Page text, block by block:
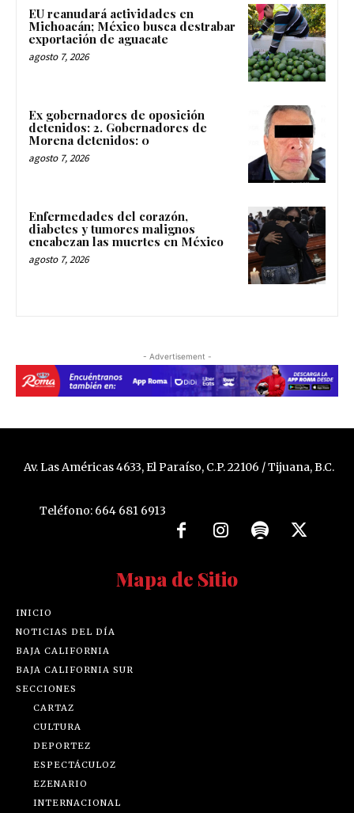
EU reanudará actividades en
Michoacán; México busca destrabar
exportación de aguacate
agosto 7, 2026
Ex gobernadores de oposición
detenidos: 2. Gobernadores de
Morena detenidos: 0
agosto 7, 2026
Enfermedades del corazón,
diabetes y tumores malignos
encabezan las muertes en México
agosto 7, 2026
- Advertisement -
Av. Las Américas 4633, El Paraíso, C.P. 22106 / Tijuana, B.C.
Teléfono: 664 681 6913
Mapa de Sitio
INICIO
NOTICIAS DEL DÍA
BAJA CALIFORNIA
BAJA CALIFORNIA SUR
SECCIONES
CARTAZ
CULTURA
DEPORTEZ
ESPECTÁCULOZ
EZENARIO
INTERNACIONAL